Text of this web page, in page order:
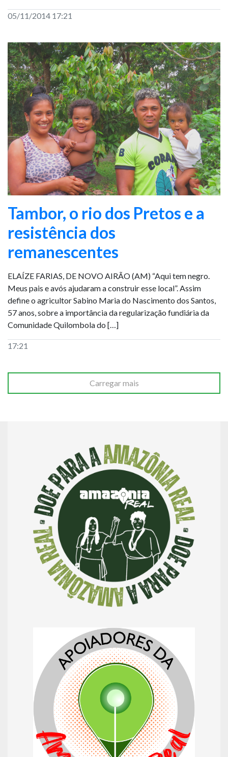
05/11/2014 17:21
Tambor, o rio dos Pretos e a
resistência dos
remanescentes
ELAÍZE FARIAS, DE NOVO AIRÃO (AM) “Aqui tem negro.
Meus pais e avós ajudaram a construir esse local”. Assim
define o agricultor Sabino Maria do Nascimento dos Santos,
57 anos, sobre a importância da regularização fundiária da
Comunidade Quilombola do […]
17:21
Carregar mais